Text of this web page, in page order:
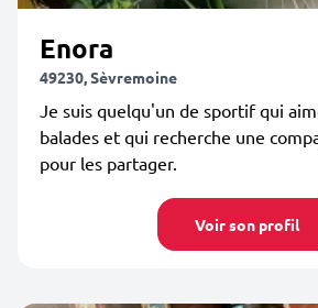
Enora
49230, Sèvremoine
Je suis quelqu'un de sportif qui
balades et qui recherche une
pour les partager.
Voir son profil